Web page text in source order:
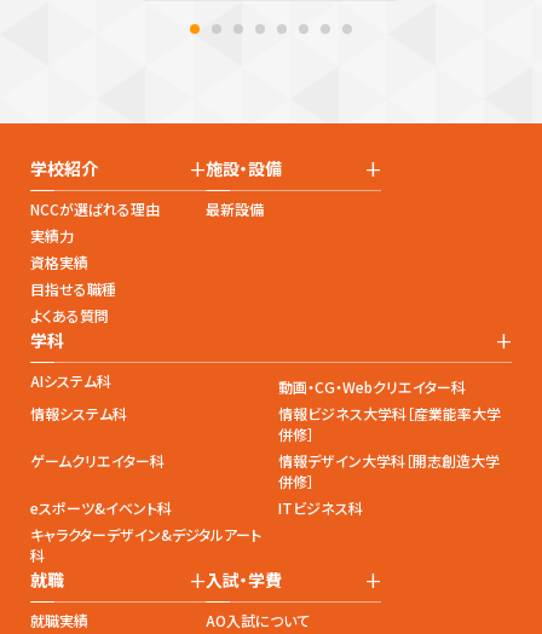
学校紹介 +
NCCが選ばれる理由
実績力
資格実績
目指せる職種
よくある質問
施設・設備 +
最新設備
学科 +
AIシステム科
動画・CG・Webクリエイター科
情報システム科
情報ビジネス大学科［産業能率大学
併修］
ゲームクリエイター科
情報デザイン大学科［開志創造大学
併修］
eスポーツ&イベント科
ITビジネス科
キャラクターデザイン&デジタルアート
科
就職 +
就職実績
入試・学費 +
AO入試について